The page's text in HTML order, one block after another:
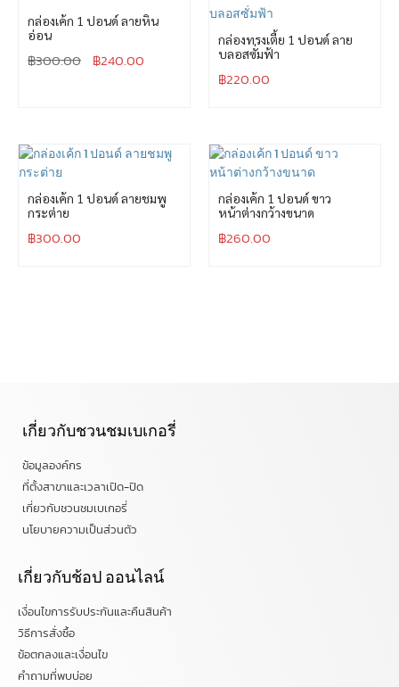
กล่องเค้ก 1 ปอนด์ ลายหิน
อ่อน
฿300.00 ฿240.00
กล่องทรงเตี้ย 1 ปอนด์ ลาย
บลอสซั่มฟ้า
฿220.00
กล่องเค้ก 1 ปอนด์ ลายชมพู
กระต่าย
฿300.00
กล่องเค้ก 1 ปอนด์ ขาว
หน้าต่างกว้างขนาด
฿260.00
เกี่ยวกับชวนชมเบเกอรี่
ข้อมูลองค์กร
ที่ตั้งสาขาและเวลาเปิด-ปิด
เกี่ยวกับชวนชมเบเกอรี่
นโยบายความเป็นส่วนตัว
เกี่ยวกับช้อป ออนไลน์
เงื่อนไขการรับประกันและคืนสินค้า
วิธีการสั่งซื้อ
ข้อตกลงและเงื่อนไข
คำถามที่พบบ่อย